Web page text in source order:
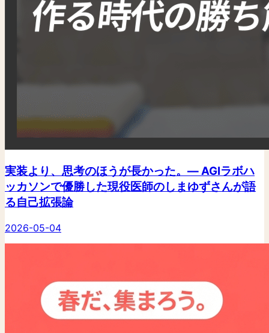
実装より、思考のほうが長かった。— AGIラボハ
ッカソンで優勝した現役医師のしまゆずさんが語
る自己拡張論
2026-05-04